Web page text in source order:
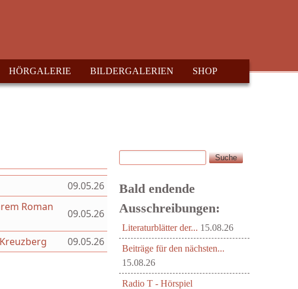
HÖRGALERIE BILDERGALERIEN SHOP
09.05.26
Roman
09.05.26
09.05.26
Suchformular
Suche
Bald endende
Ausschreibungen:
Literaturblätter der... 15.08.26
Beiträge für den nächsten...
15.08.26
Radio T - Hörspiel